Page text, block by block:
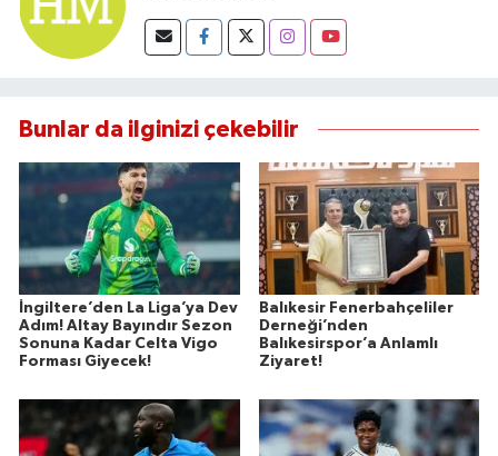
Bunlar da ilginizi çekebilir
İngiltere’den La Liga’ya Dev
Adım! Altay Bayındır Sezon
Sonuna Kadar Celta Vigo
Forması Giyecek!
Balıkesir Fenerbahçeliler
Derneği’nden
Balıkesirspor’a Anlamlı
Ziyaret!